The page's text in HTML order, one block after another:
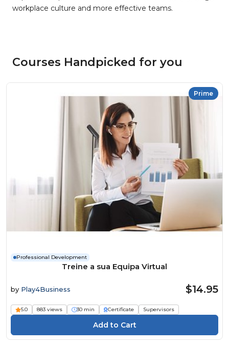
workplace culture and more effective teams.
Courses Handpicked for you
Prime
Professional Development
Treine a sua Equipa Virtual
by Play4Business $14.95
5.0 883 views 30 min Certificate Supervisors